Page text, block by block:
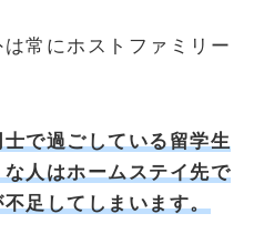
常にホストファミリー
で過ごしている留学生
人はホームステイ先で
足してしまいます。